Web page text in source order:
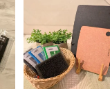
ージデザインのご指定